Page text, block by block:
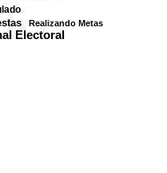
Realizando Metas
Electoral